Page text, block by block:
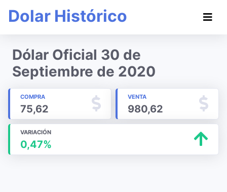
Dolar Histórico
Dólar Oficial 30 de
Septiembre de 2020
COMPRA
75,62
VENTA
980,62
VARIACIÓN
0,47%